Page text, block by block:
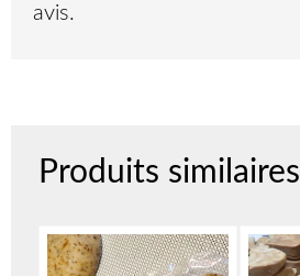
avis.
Produits similaires